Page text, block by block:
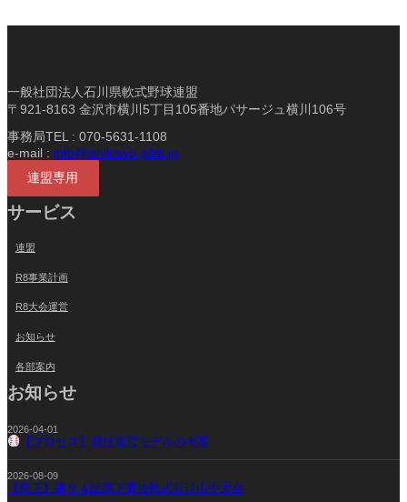
一般社団法人石川県軟式野球連盟
〒921-8163 金沢市横川5丁目105番地パサージュ横川106号
事務局TEL : 070-5631-1108
e-mail : info@ishikawa-jsbb.jp
連盟専用
サービス
連盟
R8事業計画
R8大会運営
お知らせ
各部案内
お知らせ
2026-04-01
【プロセス】競技運営モデルの考案
2026-08-09
【県下】第９４回県下選抜軟式野球山中大会